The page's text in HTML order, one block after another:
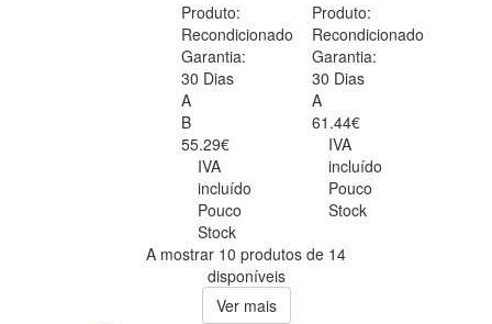
Produto:
Recondicionado
Garantia:
30 Dias
A
B
55.29€
IVA
incluído
Pouco
Stock
Produto:
Recondicionado
Garantia:
30 Dias
A
61.44€
IVA
incluído
Pouco
Stock
A mostrar 10 produtos de 14
disponíveis
Ver mais